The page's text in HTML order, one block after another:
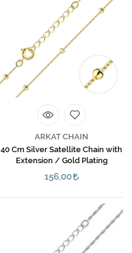
ARKAT CHAIN
40 Cm Silver Satellite Chain with
Extension / Gold Plating
156,00